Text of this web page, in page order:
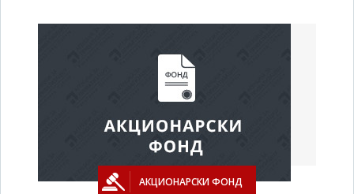
АКЦИОНАРСКИ ФОНД